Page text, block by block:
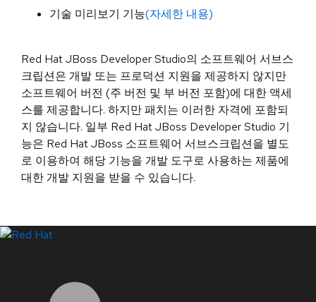
기술 미리보기 기능(자세한 내용)
Red Hat JBoss Developer Studio의 소프트웨어 서브스
크립션은 개발 또는 프로덕션 지원을 제공하지 않지만
소프트웨어 버전 (주 버전 및 부 버전 포함)에 대한 액세
스를 제공합니다. 하지만 패치는 이러한 자격에 포함되
지 않습니다. 일부 Red Hat JBoss Developer Studio 기
능은 Red Hat JBoss 소프트웨어 서브스크립션을 별도
로 이용하여 해당 기능을 개발 도구로 사용하는 제품에
대한 개발 지원을 받을 수 있습니다.